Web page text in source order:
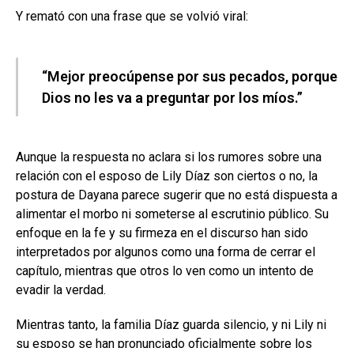
Y remató con una frase que se volvió viral:
“Mejor preocúpense por sus pecados, porque
Dios no les va a preguntar por los míos.”
Aunque la respuesta no aclara si los rumores sobre una
relación con el esposo de Lily Díaz son ciertos o no, la
postura de Dayana parece sugerir que no está dispuesta a
alimentar el morbo ni someterse al escrutinio público. Su
enfoque en la fe y su firmeza en el discurso han sido
interpretados por algunos como una forma de cerrar el
capítulo, mientras que otros lo ven como un intento de
evadir la verdad.
Mientras tanto, la familia Díaz guarda silencio, y ni Lily ni
su esposo se han pronunciado oficialmente sobre los